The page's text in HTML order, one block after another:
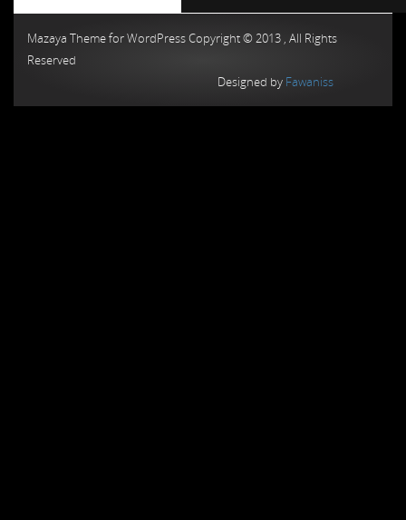
Mazaya Theme for WordPress Copyright © 2013 , All Rights
Reserved
Designed by Fawaniss